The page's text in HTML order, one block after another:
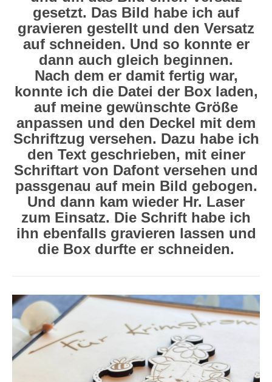
gesetzt. Das Bild habe ich auf
gravieren gestellt und den Versatz
auf schneiden. Und so konnte er
dann auch gleich beginnen.
Nach dem er damit fertig war,
konnte ich die Datei der Box laden,
auf meine gewünschte Größe
anpassen und den Deckel mit dem
Schriftzug versehen. Dazu habe ich
den Text geschrieben, mit einer
Schriftart von Dafont versehen und
passgenau auf mein Bild gebogen.
Und dann kam wieder Hr. Laser
zum Einsatz. Die Schrift habe ich
ihn ebenfalls gravieren lassen und
die Box durfte er schneiden.